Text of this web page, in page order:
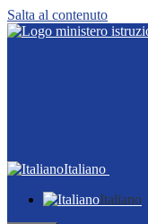
Salta al contenuto
Italiano
Italiano